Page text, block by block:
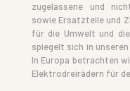
zugelassene und
sowie Ersatzteile und
für die Umwelt und
spiegelt sich in
In Europa betrachten
Elektrodreirädern für